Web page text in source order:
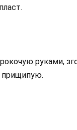
руками,
прищипую.